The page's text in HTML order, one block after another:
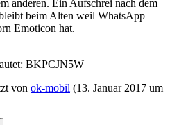
anderen. Ein Aufschrei nach dem
beim Alten weil WhatsApp
Emoticon hat.
BKPCJN5W
von ok-mobil (13. Januar 2017 um